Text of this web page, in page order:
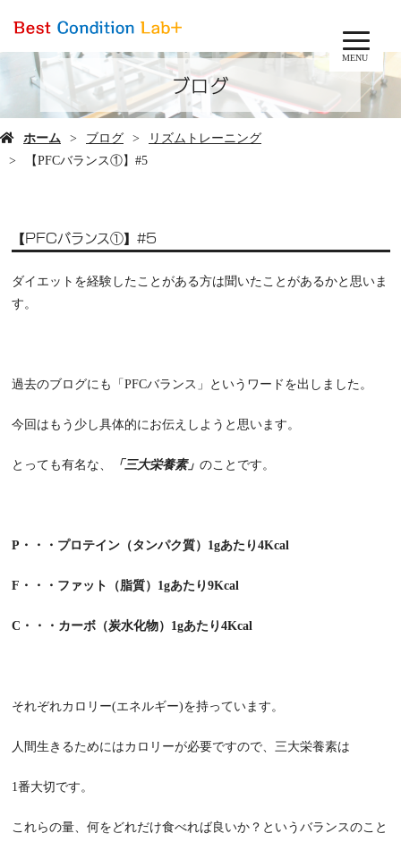
MENU
ブログ
ホーム ブログ
リズムトレーニング
【PFCバランス①】#5
【PFCバランス①】#5
ダイエットを経験したことがある方は聞いたことがあるかと思いま
す。
過去のブログにも「PFCバランス」というワードを出しました。
今回はもう少し具体的にお伝えしようと思います。
とっても有名な、 「三大栄養素」 のことです。
P・・・プロテイン（タンパク質）1gあたり4Kcal
F・・・ファット（脂質）1gあたり9Kcal
C・・・カーボ（炭水化物）1gあたり4Kcal
それぞれカロリー(エネルギー)を持っています。
人間生きるためにはカロリーが必要ですので、三大栄養素は
1番大切です。
これらの量、何をどれだけ食べれば良いか？というバランスのこと